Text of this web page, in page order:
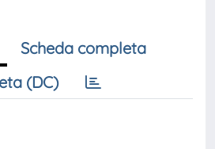
Scheda completa
(DC)